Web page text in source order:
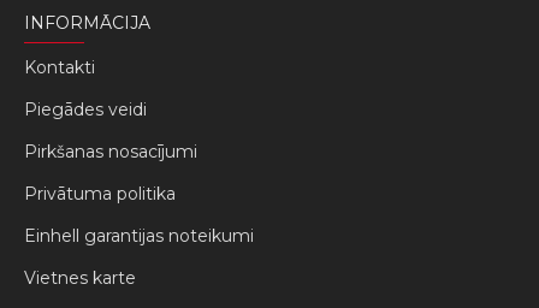
INFORMĀCIJA
Kontakti
Piegādes veidi
Pirkšanas nosacījumi
Privātuma politika
Einhell garantijas noteikumi
Vietnes karte